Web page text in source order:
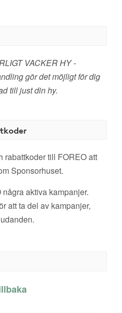
VACKER HY -
gör det möjligt för dig
till just din hy.
rabattkoder till FOREO att
Sponsorhuset.
aktiva kampanjer.
att ta del av kampanjer,